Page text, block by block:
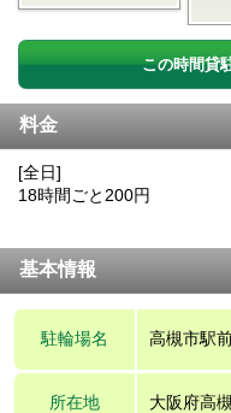
この時間貸
料金
[全日]
18時間ごと200円
基本情報
駐輪場名 高槻市駅
所在地 大阪府高